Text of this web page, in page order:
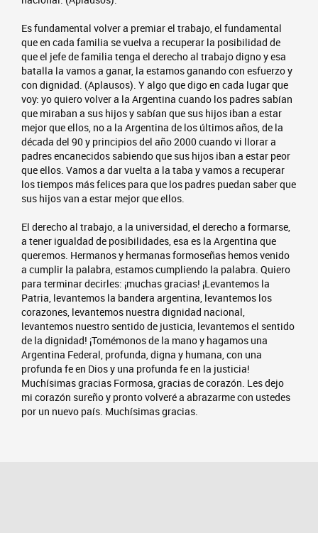
Es fundamental volver a premiar el trabajo, el fundamental
que en cada familia se vuelva a recuperar la posibilidad de
que el jefe de familia tenga el derecho al trabajo digno y esa
batalla la vamos a ganar, la estamos ganando con esfuerzo y
con dignidad. (Aplausos). Y algo que digo en cada lugar que
voy: yo quiero volver a la Argentina cuando los padres sabían
que miraban a sus hijos y sabían que sus hijos iban a estar
mejor que ellos, no a la Argentina de los últimos años, de la
década del 90 y principios del año 2000 cuando vi llorar a
padres encanecidos sabiendo que sus hijos iban a estar peor
que ellos. Vamos a dar vuelta a la taba y vamos a recuperar
los tiempos más felices para que los padres puedan saber que
sus hijos van a estar mejor que ellos.
El derecho al trabajo, a la universidad, el derecho a formarse,
a tener igualdad de posibilidades, esa es la Argentina que
queremos. Hermanos y hermanas formoseñas hemos venido
a cumplir la palabra, estamos cumpliendo la palabra. Quiero
para terminar decirles: ¡muchas gracias! ¡Levantemos la
Patria, levantemos la bandera argentina, levantemos los
corazones, levantemos nuestra dignidad nacional,
levantemos nuestro sentido de justicia, levantemos el sentido
de la dignidad! ¡Tomémonos de la mano y hagamos una
Argentina Federal, profunda, digna y humana, con una
profunda fe en Dios y una profunda fe en la justicia!
Muchísimas gracias Formosa, gracias de corazón. Les dejo
mi corazón sureño y pronto volveré a abrazarme con ustedes
por un nuevo país. Muchísimas gracias.